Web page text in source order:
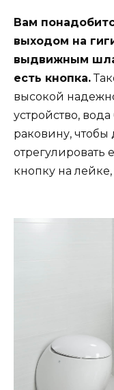
Вам
выходом на
выдвижным
есть кнопка.
высокой
устройство, вода
раковину, чтобы
отрегулировать
кнопку на